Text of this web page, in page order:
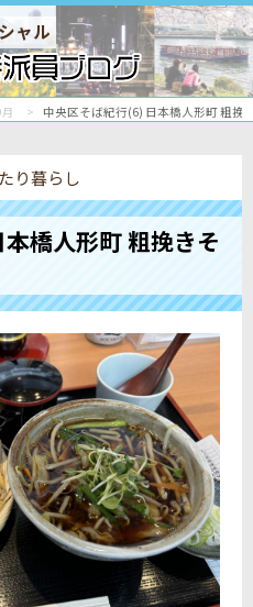
ャル
中央区そば紀行(6) 日本橋人形町 粗挽
り暮らし
橋人形町 粗挽きそ